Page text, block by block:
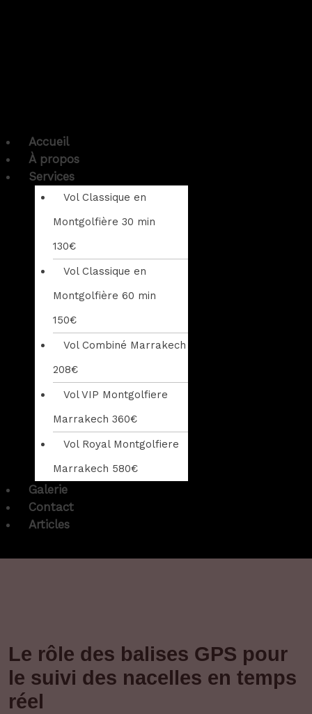
Accueil
À propos
Services
Vol Classique en
Montgolfière 30 min
130€
Vol Classique en
Montgolfière 60 min
150€
Vol Combiné Marrakech
208€
Vol VIP Montgolfiere
Marrakech 360€
Vol Royal Montgolfiere
Marrakech 580€
Galerie
Contact
Articles
Le rôle des balises GPS pour
le suivi des nacelles en temps
réel